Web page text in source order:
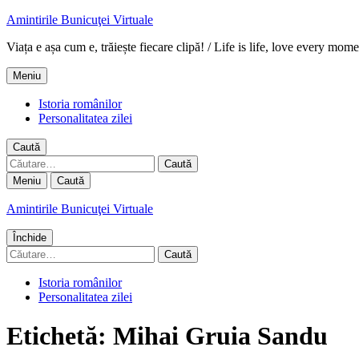
Amintirile Bunicuţei Virtuale
Viața e așa cum e, trăiește fiecare clipă! / Life is life, love every
Meniu
Istoria românilor
Personalitatea zilei
Caută
Caută
după:
Meniu Caută
Amintirile Bunicuţei Virtuale
Închide
Caută
după:
Istoria românilor
Personalitatea zilei
Etichetă: Mihai Gruia Sandu